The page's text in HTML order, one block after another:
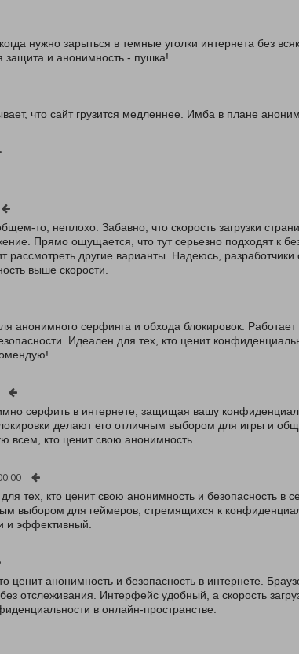
нужно зарыться в темные уголки интернета без
защита и анонимность - пушка!
что сайт грузится медленнее. Имба в плане
то, неплохо. Забавно, что скорость загрузки
Прямо ощущается, что тут серьезно подходят к
рассмотреть другие варианты. Надеюсь,
выше скорости.
анонимного серфинга и обхода блокировок.
Идеален для тех, кто ценит
серфить в интернете, защищая вашу
делают его отличным выбором для игры и
всем, кто ценит свою анонимность.
тех, кто ценит свою анонимность и безопасность в
выбором для геймеров, стремящихся к
и эффективный.
ценит анонимность и безопасность в интернете.
без отслеживания. Интерфейс удобный, а скорость
в онлайн-пространстве.